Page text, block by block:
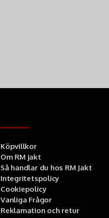
Köpvillkor
Om RM jakt
Så handlar du hos RM Jakt
Integritetspolicy
Cookiepolicy
Vanliga Frågor
Reklamation och retur